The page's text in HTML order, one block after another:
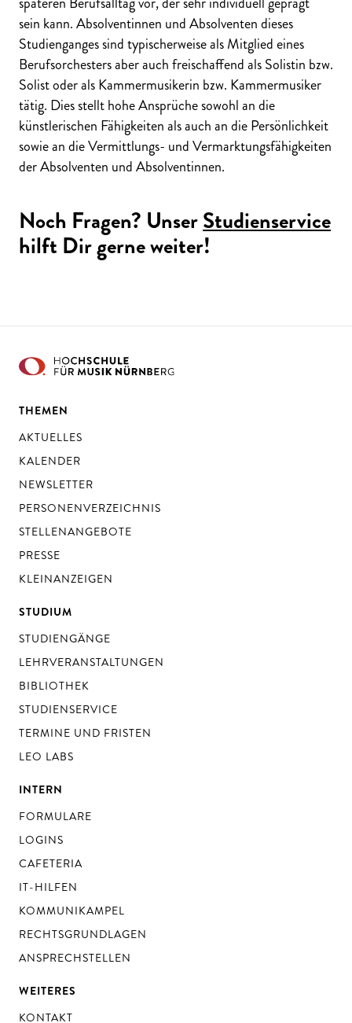
sein kann. Absolventinnen und Absolventen dieses
Studienganges sind typischerweise als Mitglied eines
Berufsorchesters aber auch freischaffend als Solistin bzw.
Solist oder als Kammermusikerin bzw. Kammermusiker
tätig. Dies stellt hohe Ansprüche sowohl an die
künstlerischen Fähigkeiten als auch an die Persönlichkeit
sowie an die Vermittlungs- und Vermarktungsfähigkeiten
der Absolventen und Absolventinnen.
Noch Fragen? UnserStudienservice
hilft Dir gerne weiter!
THEMEN
AKTUELLES
KALENDER
NEWSLETTER
PERSONENVERZEICHNIS
STELLENANGEBOTE
PRESSE
KLEINANZEIGEN
STUDIUM
STUDIENGÄNGE
LEHRVERANSTALTUNGEN
BIBLIOTHEK
STUDIENSERVICE
TERMINE UND FRISTEN
LEO LABS
INTERN
FORMULARE
LOGINS
CAFETERIA
IT-HILFEN
KOMMUNIKAMPEL
RECHTSGRUNDLAGEN
ANSPRECHSTELLEN
WEITERES
KONTAKT